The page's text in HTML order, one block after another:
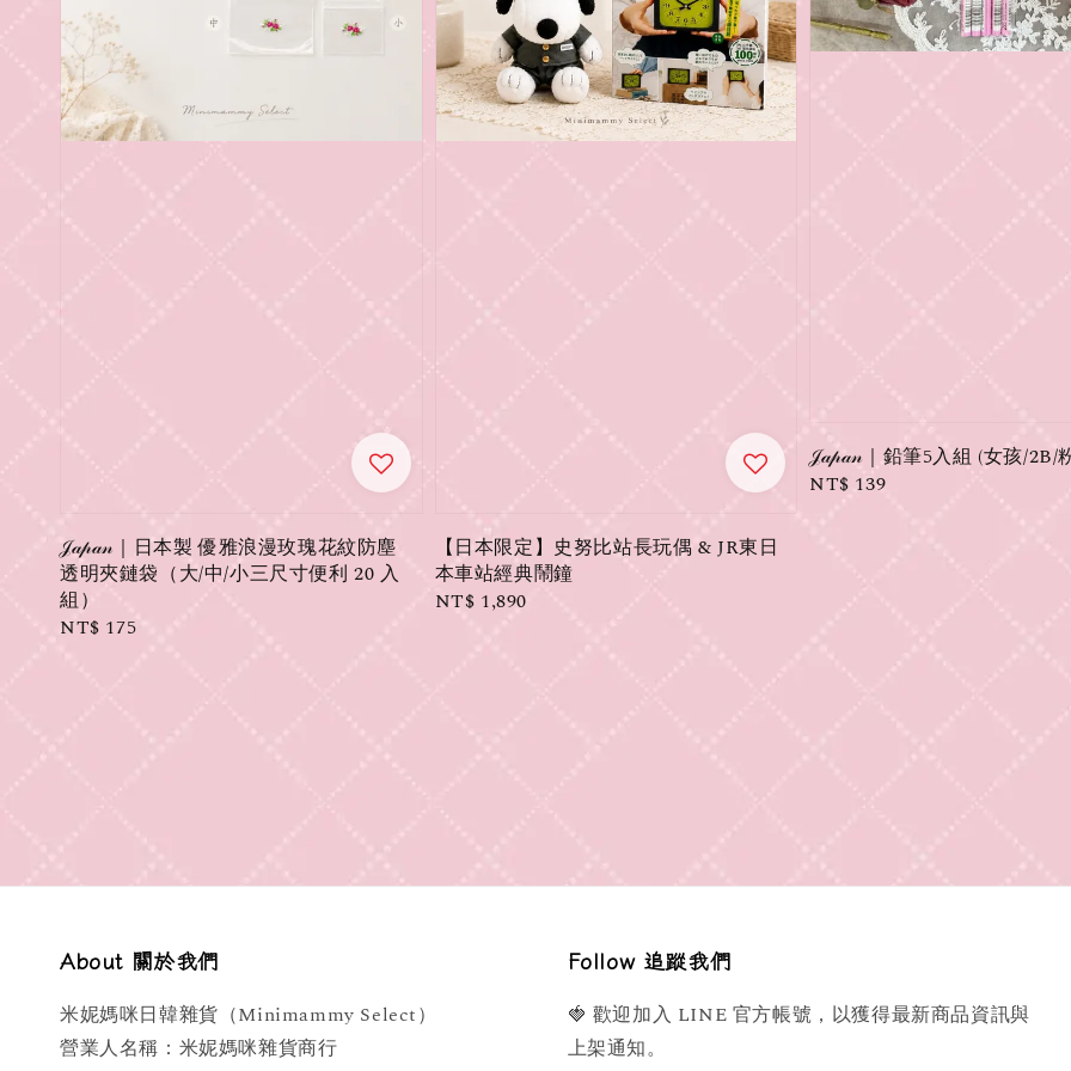
𝒥𝒶𝓅𝒶𝓃｜日本製 優雅浪漫玫瑰花紋防塵
透明夾鏈袋（大/中/小三尺寸便利 20 入
組）
Regular
NT$ 175
【日本限定】史努比站長玩偶 & JR東日
本車站經典鬧鐘
Regular
NT$ 1,890
𝒥𝒶𝓅𝒶𝓃｜鉛筆5入組 (女孩/2B/
Regular
NT$ 139
About 關於我們
米妮媽咪日韓雜貨（Minimammy Select）
營業人名稱：米妮媽咪雜貨商行
Follow 追蹤我們
🍓 歡迎加入 LINE 官方帳號，以獲得最新商品資訊與
上架通知。